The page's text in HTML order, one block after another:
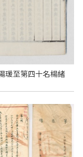
瑗至第四十名楊緒